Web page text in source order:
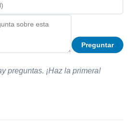
Preguntar
preguntas. ¡Haz la primera!